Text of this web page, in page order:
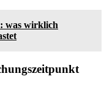
was wirklich